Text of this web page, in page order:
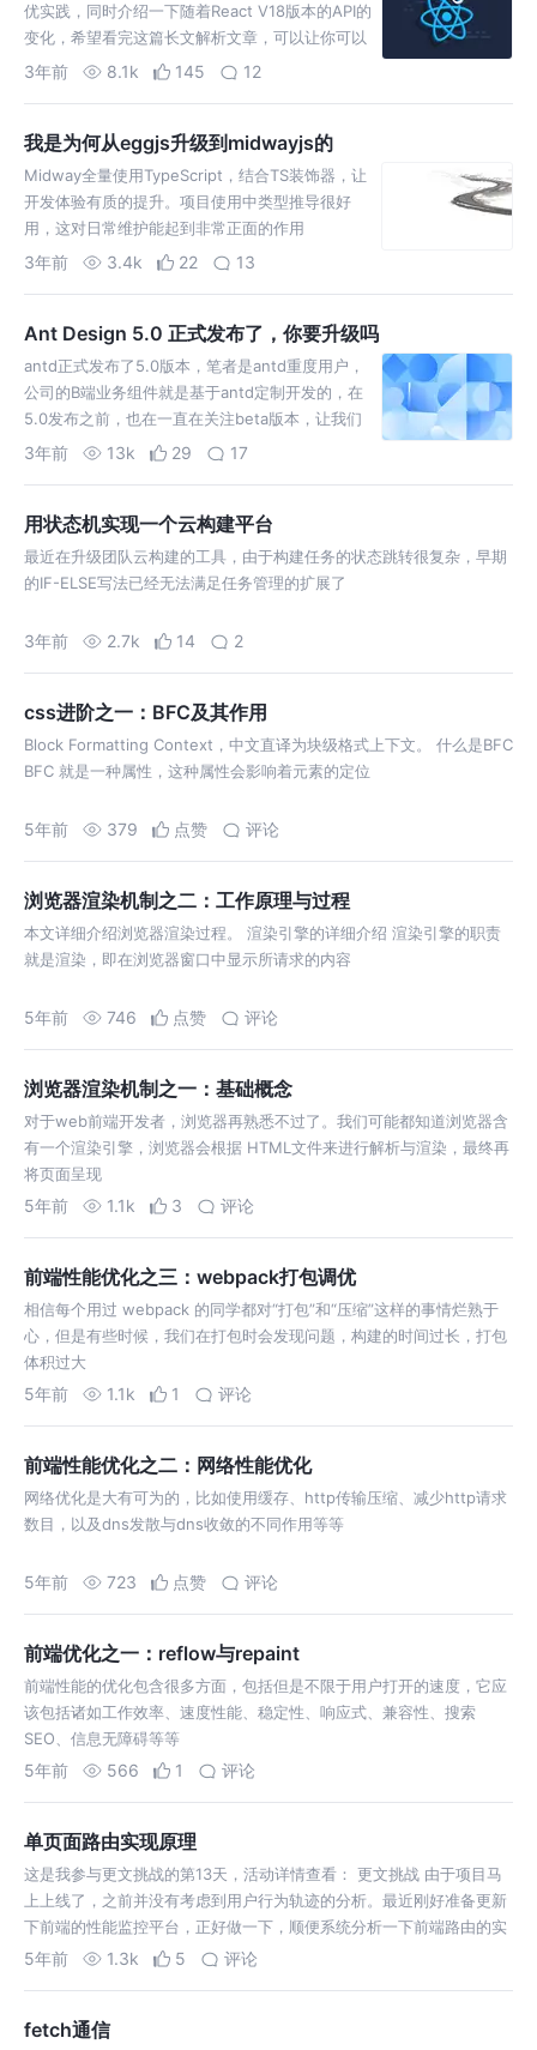
优实践，同时介绍一下随着React V18版本的API的
变化，希望看完这篇长文解析文章，可以让你可以
优雅的使用React Hooks
3年前 8.1k 145 12
我是为何从eggjs升级到midwayjs的
Midway全量使用TypeScript，结合TS装饰器，让
开发体验有质的提升。项目使用中类型推导很好
用，这对日常维护能起到非常正面的作用
3年前 3.4k 22 13
Ant Design 5.0 正式发布了，你要升级吗
antd正式发布了5.0版本，笔者是antd重度用户，
公司的B端业务组件就是基于antd定制开发的，在
5.0发布之前，也在一直在关注beta版本，让我们
一起看看5.0在技术上引入了什么新的变化吧
3年前 13k 29 17
用状态机实现一个云构建平台
最近在升级团队云构建的工具，由于构建任务的状态跳转很复杂，早期
的IF-ELSE写法已经无法满足任务管理的扩展了
3年前 2.7k 14 2
css进阶之一：BFC及其作用
Block Formatting Context，中文直译为块级格式上下文。 什么是BFC
BFC 就是一种属性，这种属性会影响着元素的定位
5年前 379 点赞 评论
浏览器渲染机制之二：工作原理与过程
本文详细介绍浏览器渲染过程。 渲染引擎的详细介绍 渲染引擎的职责
就是渲染，即在浏览器窗口中显示所请求的内容
5年前 746 点赞 评论
浏览器渲染机制之一：基础概念
对于web前端开发者，浏览器再熟悉不过了。我们可能都知道浏览器含
有一个渲染引擎，浏览器会根据 HTML文件来进行解析与渲染，最终再
将页面呈现
5年前 1.1k 3 评论
前端性能优化之三：webpack打包调优
相信每个用过 webpack 的同学都对“打包”和“压缩”这样的事情烂熟于
心，但是有些时候，我们在打包时会发现问题，构建的时间过长，打包
体积过大
5年前 1.1k 1 评论
前端性能优化之二：网络性能优化
网络优化是大有可为的，比如使用缓存、http传输压缩、减少http请求
数目，以及dns发散与dns收敛的不同作用等等
5年前 723 点赞 评论
前端优化之一：reflow与repaint
前端性能的优化包含很多方面，包括但是不限于用户打开的速度，它应
该包括诸如工作效率、速度性能、稳定性、响应式、兼容性、搜索
SEO、信息无障碍等等
5年前 566 1 评论
单页面路由实现原理
这是我参与更文挑战的第13天，活动详情查看： 更文挑战 由于项目马
上上线了，之前并没有考虑到用户行为轨迹的分析。最近刚好准备更新
下前端的性能监控平台，正好做一下，顺便系统分析一下前端路由的实
践
5年前 1.3k 5 评论
fetch通信